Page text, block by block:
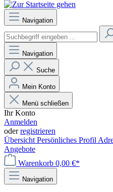
Navigation
Navigation
Suche
Mein Konto
Menü schließen
Ihr Konto
Anmelden
oderregistrieren
Übersicht Persönliches Profil
Angebote
Warenkorb 0,00 €*
Navigation